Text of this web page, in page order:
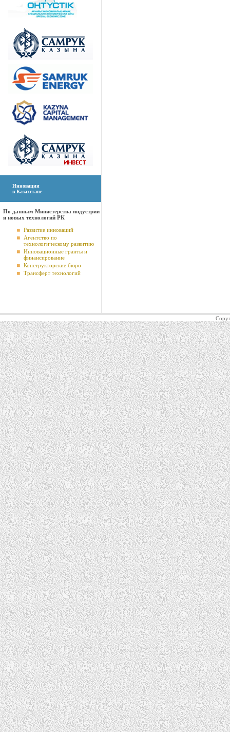
Инновации
в Казахстане
По данным Министерства индустрии
и новых технологий РК
Развитие инноваций
Агентство по
технологическому развитию
Инновационные гранты и
финансирование
Конструкторские бюро
Трансферт технологий